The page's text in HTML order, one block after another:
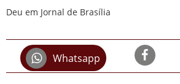
Deu em Jornal de Brasília
Whatsapp